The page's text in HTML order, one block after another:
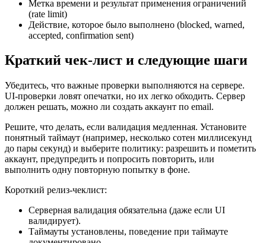
Метка времени и результат применения ограничений
(rate limit)
Действие, которое было выполнено (blocked, warned,
accepted, confirmation sent)
Краткий чек‑лист и следующие шаги
Убедитесь, что важные проверки выполняются на сервере.
UI‑проверки ловят опечатки, но их легко обходить. Сервер
должен решать, можно ли создать аккаунт по email.
Решите, что делать, если валидация медленная. Установите
понятный таймаут (например, несколько сотен миллисекунд
до пары секунд) и выберите политику: разрешить и пометить
аккаунт, предупредить и попросить повторить, или
выполнить одну повторную попытку в фоне.
Короткий релиз‑чеклист:
Серверная валидация обязательна (даже если UI
валидирует).
Таймауты установлены, поведение при таймауте